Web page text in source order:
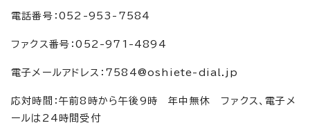
電話番号：052-953-7584
ファクス番号：052-971-4894
電子メールアドレス：7584@oshiete-dial.jp
応対時間：午前8時から午後9時 年中無休 ファクス、電子メ
ールは24時間受付